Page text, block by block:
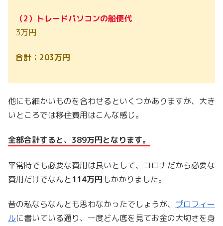
（2）トレードパソコンの船便代
3万円
合計：203万円
他にも細かいものを合わせるといくつかありますが、大き
いところでは移住費用はこんな感じ。
全部合計すると、389万円となります。
平常時でも必要な費用は良いとして、コロナだから必要な
費用だけでなんと114万円もかかりました。
昔の私ならなんとも思わなかったでしょうが、 プロフィー
ルに書いている通り、一度どん底を見てお金の大切さを身